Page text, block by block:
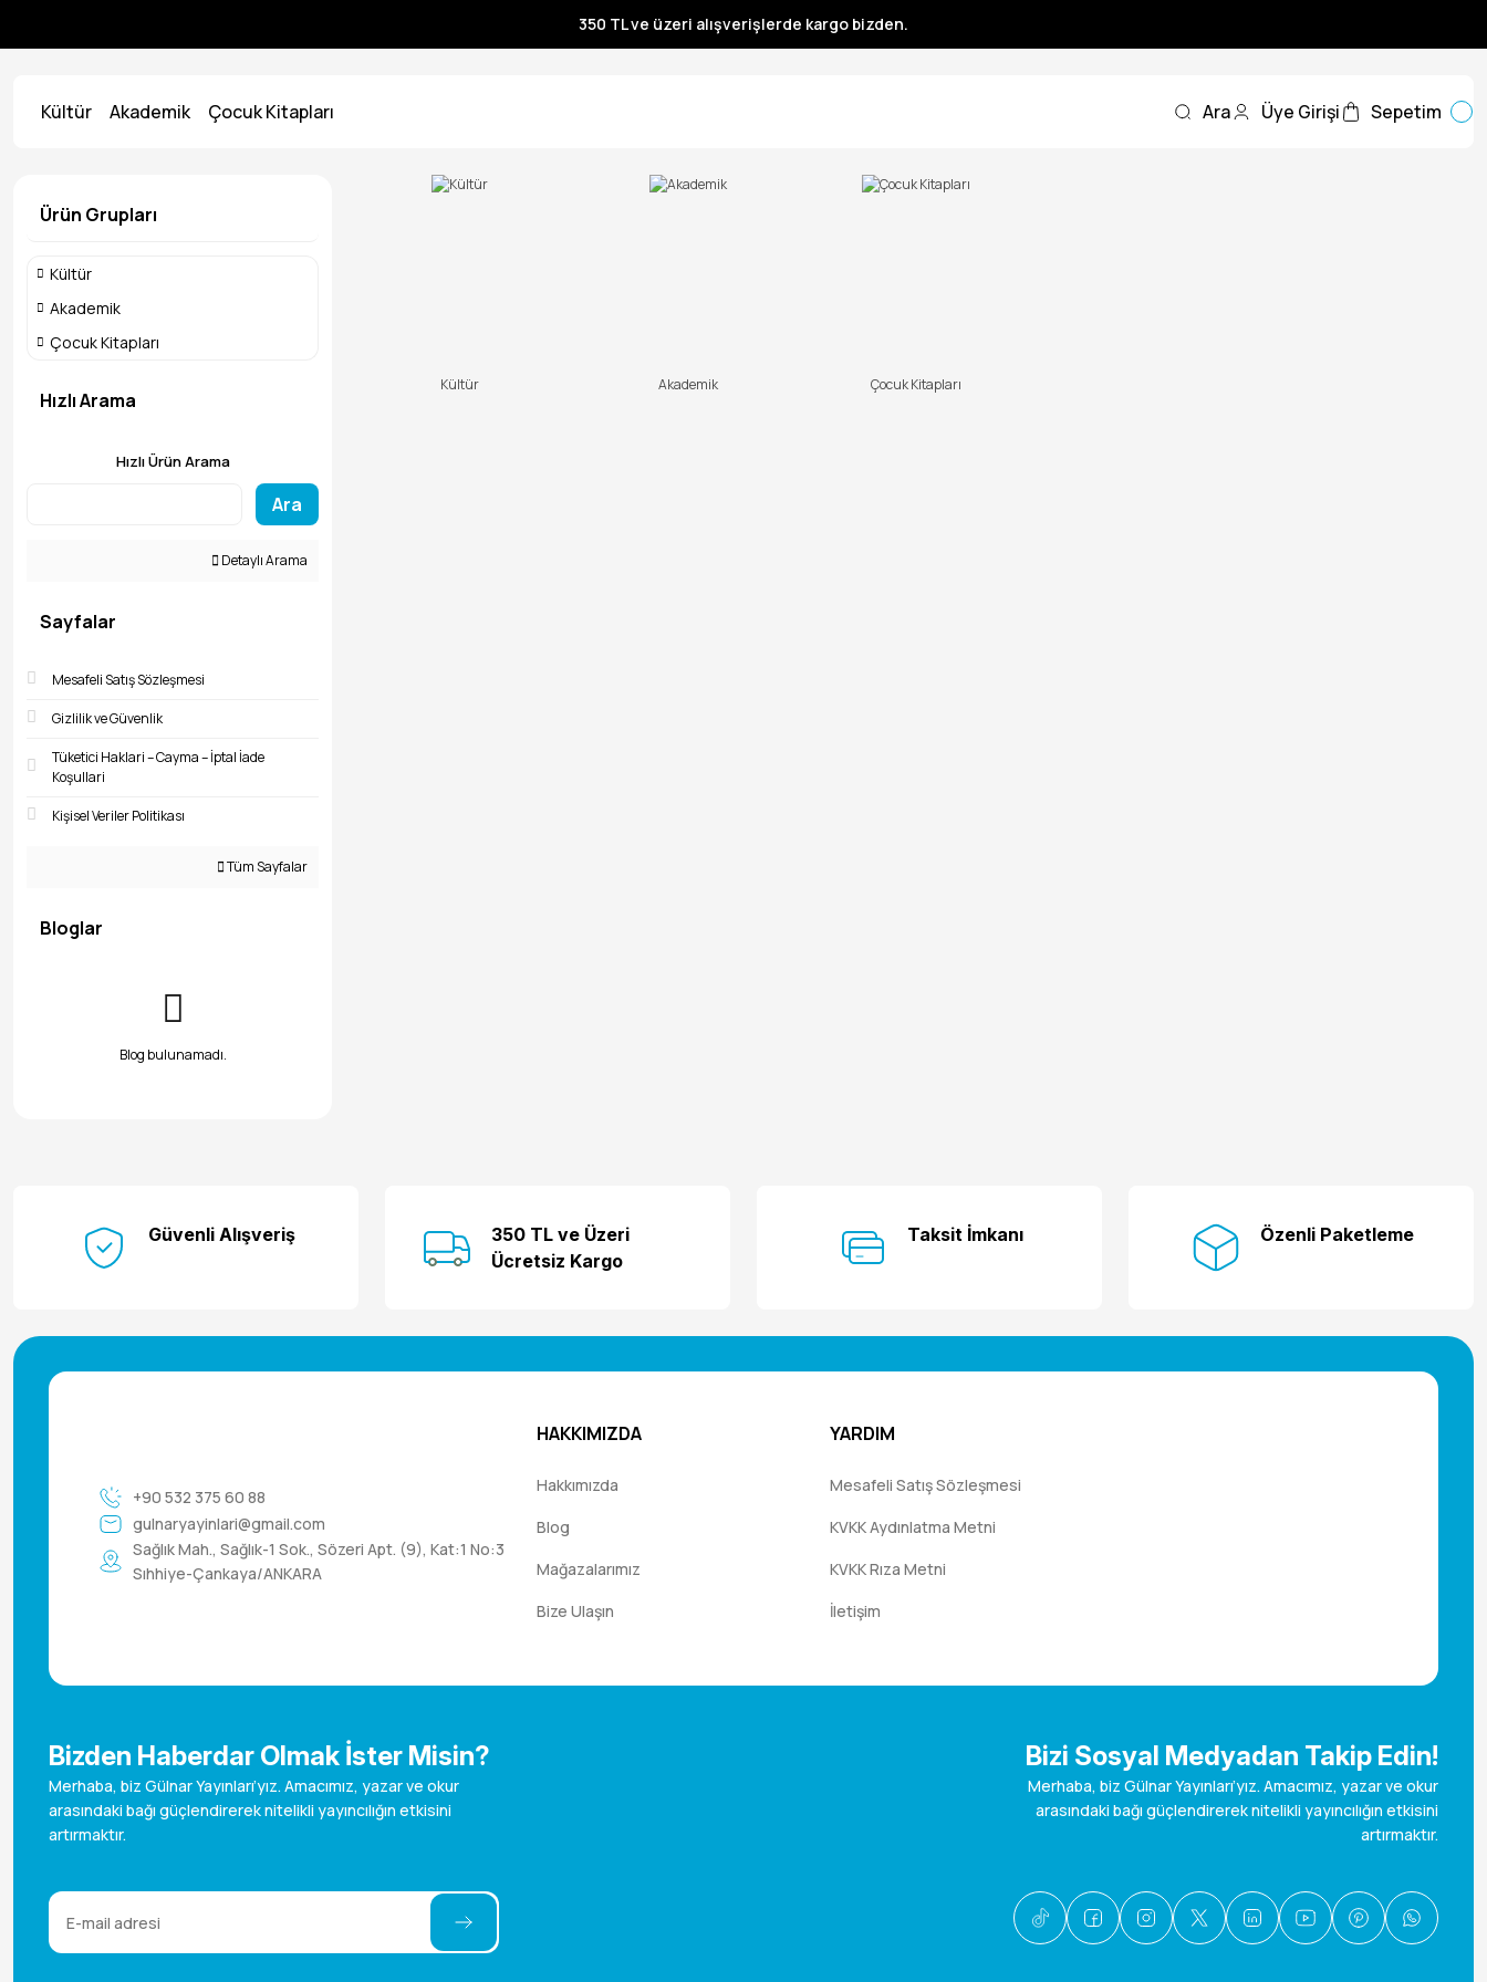
350 TL ve üzeri alışverişlerde kargo bizden.
350 TL ve üzeri alışverişlerde kargo bizden.
Kültür Akademik Çocuk Kitapları Ara Üye Girişi Sepetim
Ürün Grupları
Kültür
Akademik
Çocuk Kitapları
Hızlı Arama
Hızlı Ürün Arama
Ara
Detaylı Arama
Sayfalar
Mesafeli Satış Sözleşmesi
Gizlilik ve Güvenlik
Tüketici Haklari – Cayma – İptal İade
Koşullari
Kişisel Veriler Politikası
Tüm Sayfalar
Bloglar
Blog bulunamadı.
Kültür Akademik Çocuk Kitapları
Güvenli Alışveriş
350 TL ve Üzeri
Ücretsiz Kargo
Taksit İmkanı Özenli Paketleme
+90 532 375 60 88
gulnaryayinlari@gmail.com
Sağlık Mah., Sağlık-1 Sok., Sözeri Apt. (9), Kat:1 No:3
Sıhhiye-Çankaya/ANKARA
HAKKIMIZDA
Hakkımızda
Blog
Mağazalarımız
Bize Ulaşın
YARDIM
Mesafeli Satış Sözleşmesi
KVKK Aydınlatma Metni
KVKK Rıza Metni
İletişim
Bizden Haberdar Olmak İster Misin?
Merhaba, biz Gülnar Yayınları’yız. Amacımız, yazar ve okur
arasındaki bağı güçlendirerek nitelikli yayıncılığın etkisini
artırmaktır.
Bizi Sosyal Medyadan Takip Edin!
Merhaba, biz Gülnar Yayınları’yız. Amacımız, yazar ve okur
arasındaki bağı güçlendirerek nitelikli yayıncılığın etkisini
artırmaktır.